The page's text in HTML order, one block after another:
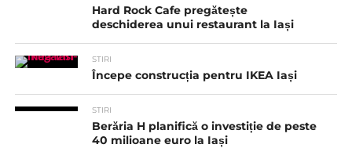
Hard Rock Cafe pregătește
deschiderea unui restaurant la Iași
STIRI
Începe construcția pentru IKEA Iași
STIRI
Berăria H planifică o investiție de peste
40 milioane euro la Iași